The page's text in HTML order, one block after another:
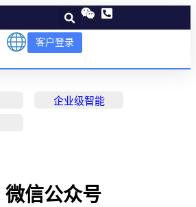
客户登录
企业级智能
微信公众号